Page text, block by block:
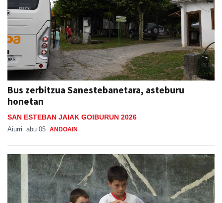
Bus zerbitzua Sanestebanetara, asteburu
honetan
SAN ESTEBAN JAIAK GOIBURUN 2026
Aiurri abu 05 ANDOAIN